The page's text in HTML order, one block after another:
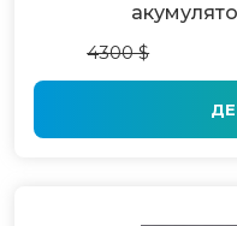
4300 $